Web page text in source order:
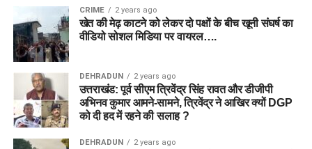
CRIME 2 years ago
खेत की मेढ़ काटने को लेकर दो पक्षों के बीच खूनी संघर्ष का
वीडियो सोशल मिडिया पर वायरल….
DEHRADUN 2 years ago
उत्तराखंड: पूर्व सीएम त्रिवेंद्र सिंह रावत और डीजीपी
अभिनव कुमार आमने-सामने, त्रिवेंद्र ने आखिर क्यों DGP
को दी हद में रहने की सलाह ?
DEHRADUN 2 years ago